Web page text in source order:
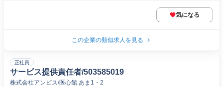
気になる
この企業の類似求人を見る
正社員
サービス提供責任者/503585019
株式会社アンビス/医心館 あま1・2